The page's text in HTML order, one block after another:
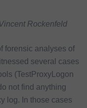
Rockenfeld
forensic analyses of
several cases
(TestProxyLogon
not find anything
log. In those cases